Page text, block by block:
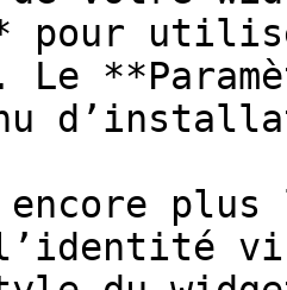
pour